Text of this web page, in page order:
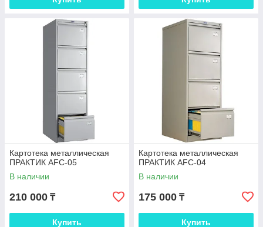
Картотека металлическая
ПРАКТИК AFC-05
В наличии
210 000 ₸
Купить
Картотека металлическая
ПРАКТИК AFC-04
В наличии
175 000 ₸
Купить